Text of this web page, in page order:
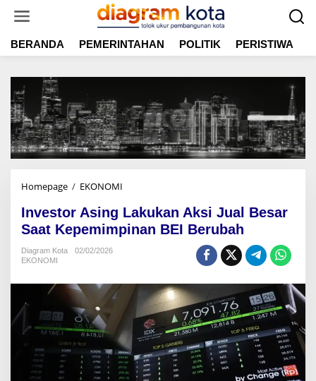
t
BERANDA PEMERINTAHAN POLITIK PERISTIWA
Homepage / EKONOMI
v
e
n
g
L
a
Investor Asing Lakukan Aksi Jual Besar
Saat Kepemimpinan BEI Berubah
Diagram Kota
02/02/2026
EKONOMI